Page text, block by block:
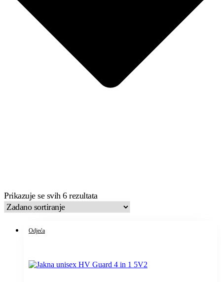
Prikazuje se svih 6 rezultata
Odjeća